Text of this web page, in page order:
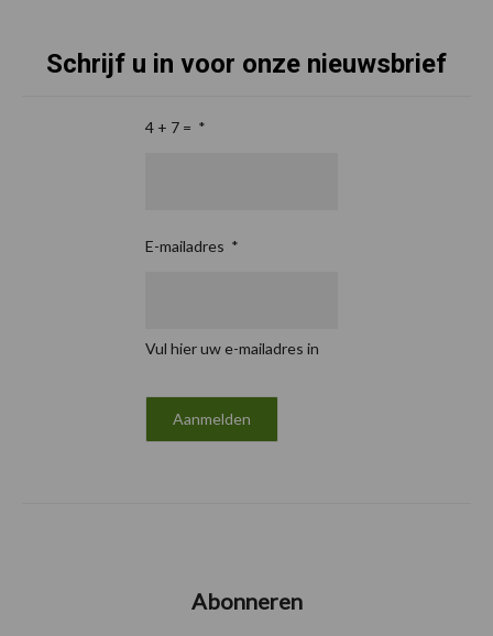
Schrijf u in voor onze nieuwsbrief
4 + 7 = *
E-mailadres *
Vul hier uw e-mailadres in
Abonneren